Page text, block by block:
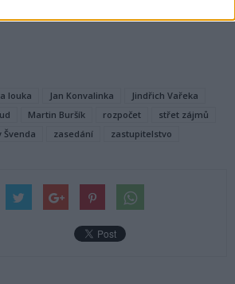
louka Jan Konvalinka
Jindřich Vařeka
Martin Buršík rozpočet
střet zájmů
Švenda zasedání zastupitelstvo